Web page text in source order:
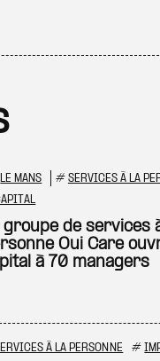
à ma
LE MANS # SERVICES À LA
groupe de services
Oui Care
à 70 managers
À LA PERSONNE #